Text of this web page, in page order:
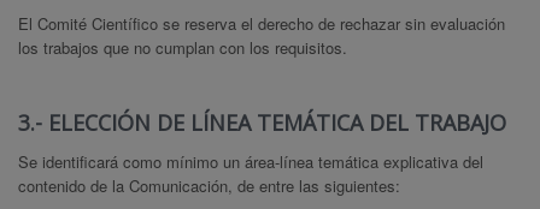
El Comité Científico se reserva el derecho de rechazar sin evaluación
los trabajos que no cumplan con los requisitos.
3.- ELECCIÓN DE LÍNEA TEMÁTICA DEL TRABAJO
Se identificará como mínimo un área-línea temática explicativa del
contenido de la Comunicación, de entre las siguientes: